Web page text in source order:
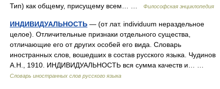
Тип) как общему, присущему всем… …
Философская энциклопедия
ИНДИВИДУАЛЬНОСТЬ — (от лат. individuum нераздельное
целое). Отличительные признаки отдельного существа,
отличающие его от других особей его вида. Словарь
иностранных слов, вошедших в состав русского языка. Чудинов
А.Н., 1910. ИНДИВИДУАЛЬНОСТЬ вся сумма качеств и… …
Словарь иностранных слов русского языка